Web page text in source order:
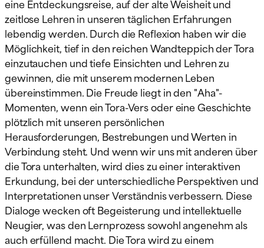
eine Entdeckungsreise, auf der alte Weisheit und
zeitlose Lehren in unseren täglichen Erfahrungen
lebendig werden. Durch die Reflexion haben wir die
Möglichkeit, tief in den reichen Wandteppich der Tora
einzutauchen und tiefe Einsichten und Lehren zu
gewinnen, die mit unserem modernen Leben
übereinstimmen. Die Freude liegt in den "Aha"-
Momenten, wenn ein Tora-Vers oder eine Geschichte
plötzlich mit unseren persönlichen
Herausforderungen, Bestrebungen und Werten in
Verbindung steht. Und wenn wir uns mit anderen über
die Tora unterhalten, wird dies zu einer interaktiven
Erkundung, bei der unterschiedliche Perspektiven und
Interpretationen unser Verständnis verbessern. Diese
Dialoge wecken oft Begeisterung und intellektuelle
Neugier, was den Lernprozess sowohl angenehm als
auch erfüllend macht. Die Tora wird zu einem